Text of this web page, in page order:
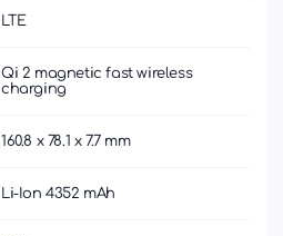
LTE
Qi 2 magnetic fast wireless
charging
160.8 x 78.1 x 7.7 mm
Li-Ion 4352 mAh